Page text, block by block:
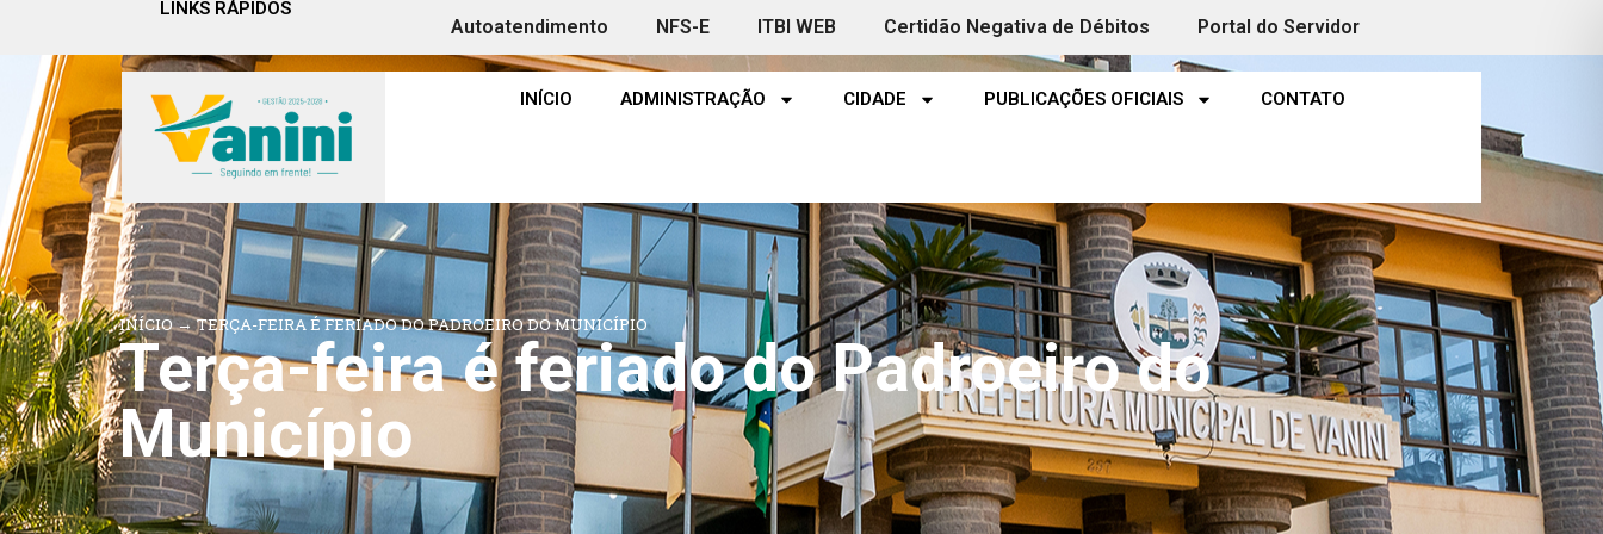
LINKS RÁPIDOS
Autoatendimento NFS-E ITBI WEB Certidão Negativa de Débitos Portal do Servidor
INÍCIO ADMINISTRAÇÃO CIDADE PUBLICAÇÕES OFICIAIS CONTATO
INÍCIO→TERÇA-FEIRA É FERIADO DO PADROEIRO DO MUNICÍPIO
Terça-feira é feriado do Padroeiro do
Município